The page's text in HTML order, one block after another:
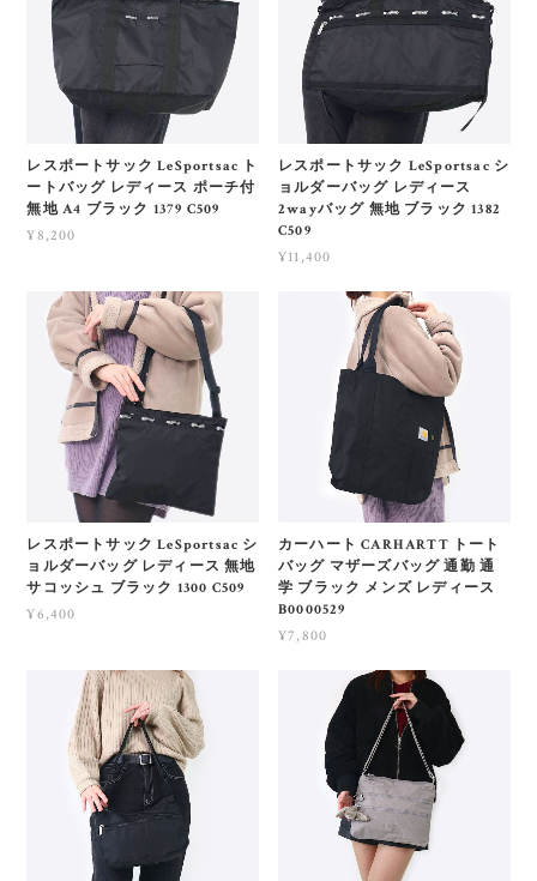
レスポートサック LeSportsac ト
ートバッグ レディース ポーチ付
無地 A4 ブラック 1379 C509
¥8,200
レスポートサック LeSportsac シ
ョルダーバッグ レディース
2wayバッグ 無地 ブラック 1382
C509
¥11,400
レスポートサック LeSportsac シ
ョルダーバッグ レディース 無地
サコッシュ ブラック 1300 C509
¥6,400
カーハート CARHARTT トート
バッグ マザーズバッグ 通勤 通
学 ブラック メンズ レディース
B0000529
¥7,800